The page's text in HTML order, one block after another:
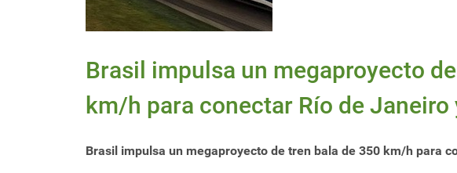
Brasil impulsa un megaproyecto
km/h para conectar Río de Janeiro
Brasil impulsa un megaproyecto de tren bala de 350 km/h para